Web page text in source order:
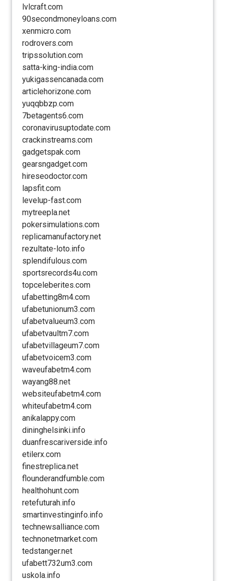
lvlcraft.com
90secondmoneyloans.com
xenmicro.com
rodrovers.com
tripssolution.com
satta-king-india.com
yukigassencanada.com
articlehorizone.com
yuqqbbzp.com
7betagents6.com
coronavirusuptodate.com
crackinstreams.com
gadgetspak.com
gearsngadget.com
hireseodoctor.com
lapsfit.com
levelup-fast.com
mytreepla.net
pokersimulations.com
replicamanufactory.net
rezultate-loto.info
splendifulous.com
sportsrecords4u.com
topceleberites.com
ufabetting8m4.com
ufabetunionum3.com
ufabetvalueum3.com
ufabetvaultm7.com
ufabetvillageum7.com
ufabetvoicem3.com
waveufabetm4.com
wayang88.net
websiteufabetm4.com
whiteufabetm4.com
anikalappy.com
dininghelsinki.info
duanfrescariverside.info
etilerx.com
finestreplica.net
flounderandfumble.com
healthohunt.com
retefuturah.info
smartinvestinginfo.info
technewsalliance.com
technonetmarket.com
tedstanger.net
ufabett732um3.com
uskola.info